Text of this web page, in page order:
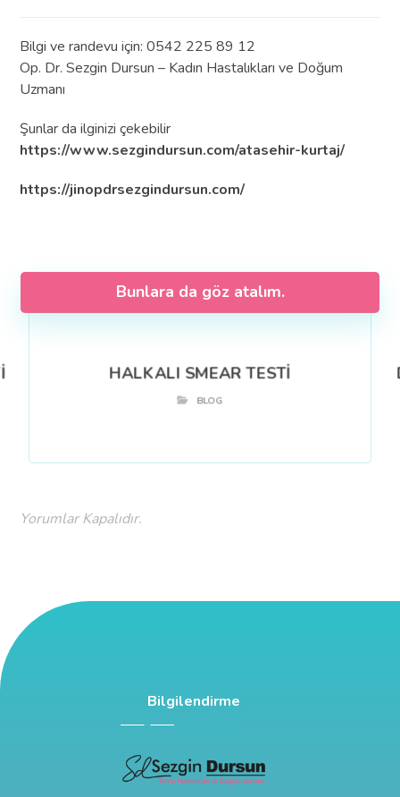
Bilgi ve randevu için: 0542 225 89 12
Op. Dr. Sezgin Dursun – Kadın Hastalıkları ve Doğum
Uzmanı
Şunlar da ilginizi çekebilir
https://www.sezgindursun.com/atasehir-kurtaj/
https://jinopdrsezgindursun.com/
Bunlara da göz atalım.
HALKALI SMEAR TESTİ
BLOG
Yorumlar Kapalıdır.
Bilgilendirme